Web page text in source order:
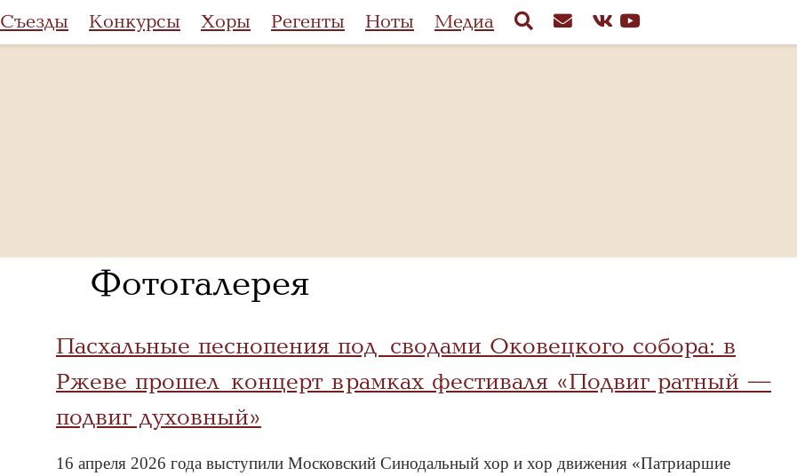
Съезды Конкурсы Хоры Регенты Ноты Медиа
Фотогалерея
Пасхальные песнопения под сводами Оковецкого собора: в
Ржеве прошел концерт в рамках фестиваля «Подвиг ратный —
подвиг духовный»
16 апреля 2026 года выступили Московский Синодальный хор и хор движения «Патриаршие